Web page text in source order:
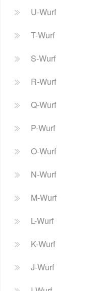
U-Wurf
T-Wurf
S-Wurf
R-Wurf
Q-Wurf
P-Wurf
O-Wurf
N-Wurf
M-Wurf
L-Wurf
K-Wurf
J-Wurf